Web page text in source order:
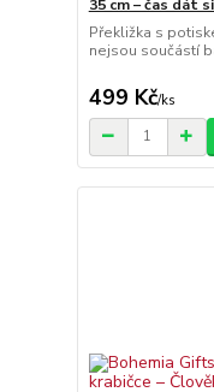
35 cm – čas dát
Překližka s
nejsou součástí
499 Kč/ks